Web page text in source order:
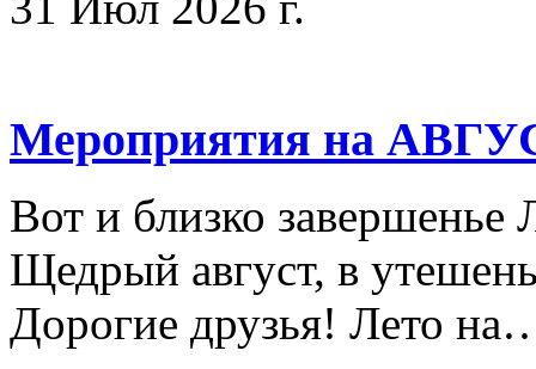
Мероприятия на
Вот и близко
Щедрый август, в
Дорогие друзья! Лето